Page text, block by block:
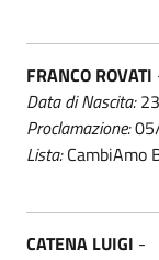
FRANCO ROVATI
Data di Nascita:
Proclamazione:
Lista:CambiAmo
CATENA LUIGI -